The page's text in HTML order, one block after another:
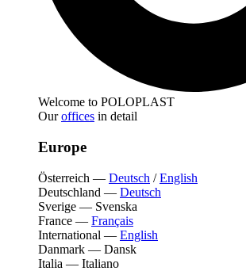
Welcome to POLOPLAST
Ouroffices in detail
Europe
Österreich — Deutsch /English
Deutschland — Deutsch
Sverige — Svenska
France — Français
International — English
Danmark — Dansk
Italia — Italiano